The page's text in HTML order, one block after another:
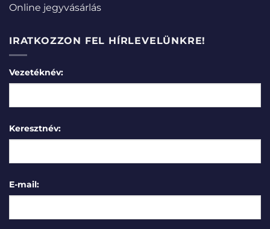
Online jegyvásárlás
IRATKOZZON FEL HÍRLEVELÜNKRE!
Vezetéknév:
Keresztnév:
E-mail: